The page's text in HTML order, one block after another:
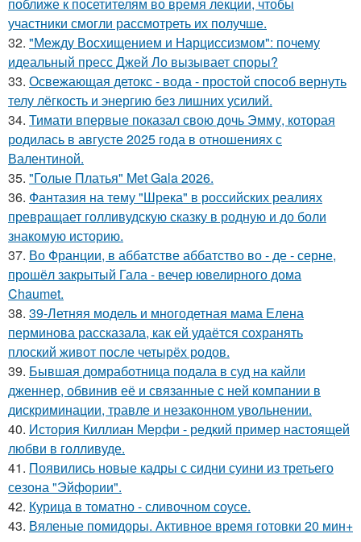
участники смогли рассмотреть их получше.
32. "Между Восхищением и Нарциссизмом": почему
идеальный пресс Джей Ло вызывает споры?
33. Освежающая детокс - вода - простой способ вернуть
телу лёгкость и энергию без лишних усилий.
34. Тимати впервые показал свою дочь Эмму, которая
родилась в августе 2025 года в отношениях с
Валентиной.
35. "Голые Платья" Met Gala 2026.
36. Фантазия на тему "Шрека" в российских реалиях
превращает голливудскую сказку в родную и до боли
знакомую историю.
37. Во Франции, в аббатстве аббатство во - де - серне,
прошёл закрытый Гала - вечер ювелирного дома
Chaumet.
38. 39-Летняя модель и многодетная мама Елена
перминова рассказала, как ей удаётся сохранять
плоский живот после четырёх родов.
39. Бывшая домработница подала в суд на кайли
дженнер, обвинив её и связанные с ней компании в
дискриминации, травле и незаконном увольнении.
40. История Киллиан Мерфи - редкий пример настоящей
любви в голливуде.
41. Появились новые кадры с сидни суини из третьего
сезона "Эйфории".
42. Курица в томатно - сливочном соусе.
43. Вяленые помидоры. Активное время готовки 20 мин+